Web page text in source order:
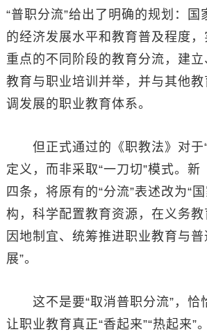
“普职分流”给出了明确的规划：国
的经济发展水平和教育普及程度
重点的不同阶段的教育分流，建
教育与职业培训并举，并与其他
调发展的职业教育体系。
但正式通过的《职教法》对于“
定义，而非采取“一刀切”模式。新
四条，将原有的“分流”表述改为“
构，科学配置教育资源，在义务
因地制宜、统筹推进职业教育与
展”。
这不是要“取消普职分流”，恰
让职业教育真正“香起来”“热起来”